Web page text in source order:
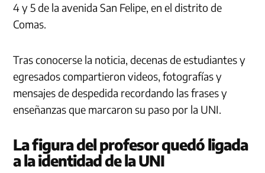
4 y 5 de la avenida San Felipe, en el distrito de
Comas.
Tras conocerse la noticia, decenas de estudiantes y
egresados compartieron videos, fotografías y
mensajes de despedida recordando las frases y
enseñanzas que marcaron su paso por la UNI.
La figura del profesor quedó ligada
a la identidad de la UNI